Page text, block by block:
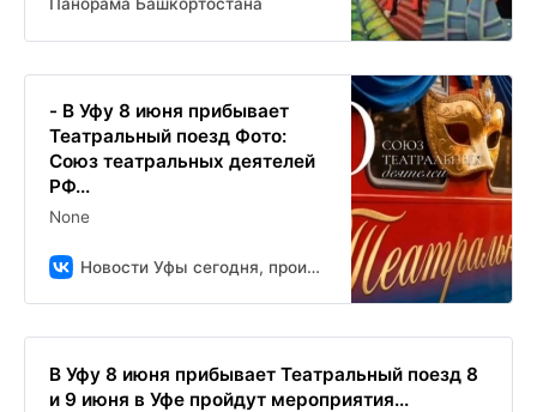
- В Уфу 8 июня прибывает
Театральный поезд Фото:
Союз театральных деятелей
РФ...
None
Новости Уфы сегодня, происшествия, ЧП и ДТП
В Уфу 8 июня прибывает Театральный поезд 8
и 9 июня в Уфе пройдут мероприятия...